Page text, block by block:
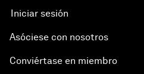
Iniciar sesión
Asóciese con nosotros
Conviértase en miembro